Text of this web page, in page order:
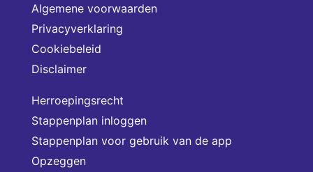
Algemene voorwaarden
Privacyverklaring
Cookiebeleid
Disclaimer
Herroepingsrecht
Stappenplan inloggen
Stappenplan voor gebruik van de app
Opzeggen